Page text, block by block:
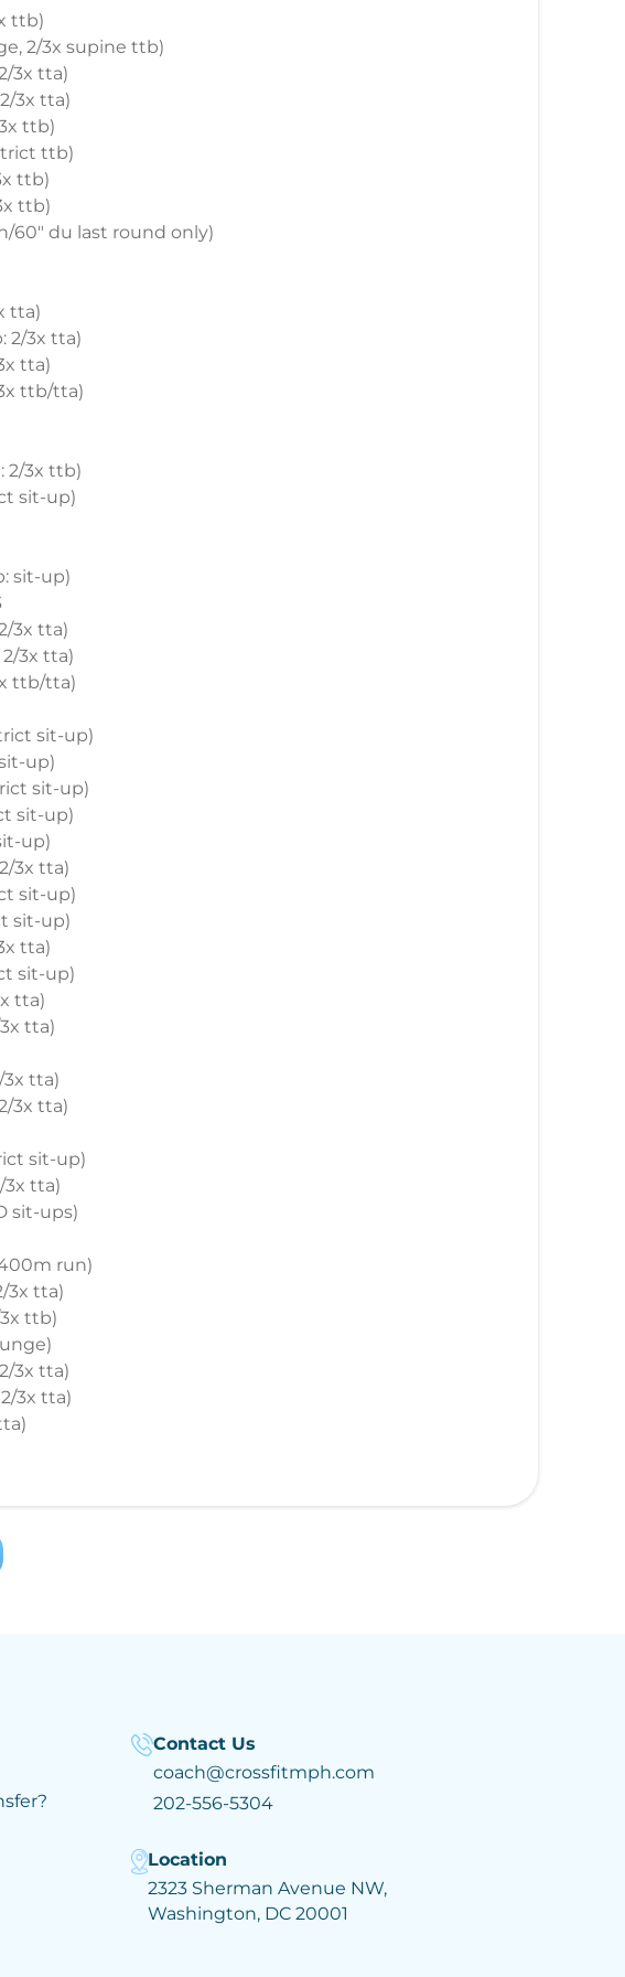
ttb)
2/3x supine ttb)
3x tta)
2/3x tta)
ttb)
ttb)
ttb)
ttb)
60" du last round only)
tta)
2/3x tta)
tta)
3x ttb/tta)
2/3x ttb)
sit-up)
sit-up)
3x tta)
2/3x tta)
ttb/tta)
sit-up)
up)
sit-up)
sit-up)
up)
3x tta)
sit-up)
sit-up)
tta)
sit-up)
tta)
tta)
3x tta)
3x tta)
sit-up)
3x tta)
sit-ups)
400m run)
3x tta)
3x ttb)
3x tta)
2/3x tta)
Contact Us
coach@crossfitmph.com
202-556-5304
Location
2323 Sherman Avenue NW,
Washington, DC 20001